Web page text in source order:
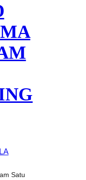
Satu